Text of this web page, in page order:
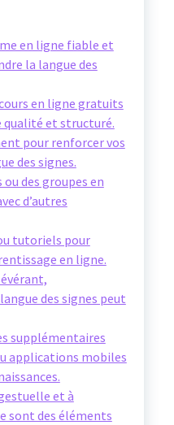
en ligne fiable et
la langue des
en ligne gratuits
qualité et structuré.
pour renforcer vos
des signes.
des groupes en
d’autres
tutoriels pour
en ligne.
des signes peut
supplémentaires
applications mobiles
et à
sont des éléments